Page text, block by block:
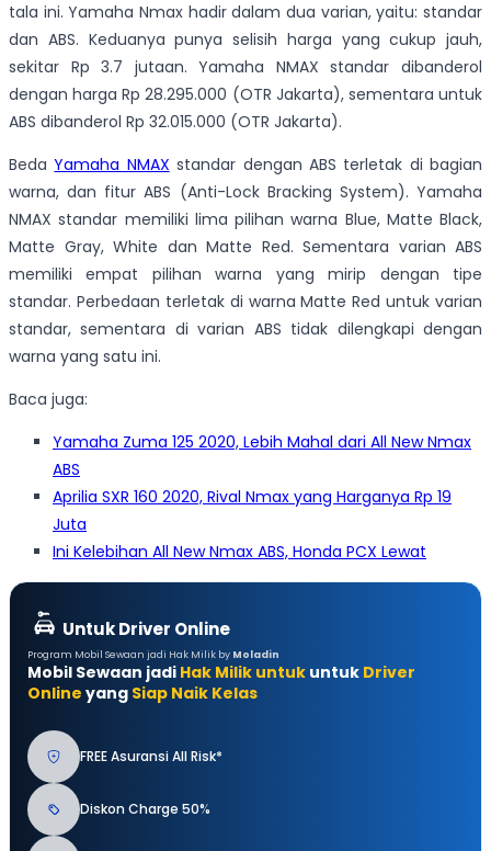
tala ini. Yamaha Nmax hadir dalam dua varian, yaitu: standar
dan ABS. Keduanya punya selisih harga yang cukup jauh,
sekitar Rp 3.7 jutaan. Yamaha NMAX standar dibanderol
dengan harga Rp 28.295.000 (OTR Jakarta), sementara untuk
ABS dibanderol Rp 32.015.000 (OTR Jakarta).
BedaYamaha NMAX standar dengan ABS terletak di bagian
warna, dan fitur ABS (Anti-Lock Bracking System). Yamaha
NMAX standar memiliki lima pilihan warna Blue, Matte Black,
Matte Gray, White dan Matte Red. Sementara varian ABS
memiliki empat pilihan warna yang mirip dengan tipe
standar. Perbedaan terletak di warna Matte Red untuk varian
standar, sementara di varian ABS tidak dilengkapi dengan
warna yang satu ini.
Baca juga:
Yamaha Zuma 125 2020, Lebih Mahal dari All New Nmax
ABS
Aprilia SXR 160 2020, Rival Nmax yang Harganya Rp 19
Juta
Ini Kelebihan All New Nmax ABS, Honda PCX Lewat
Untuk Driver Online
Program Mobil Sewaan jadi Hak Milik by Moladin
Mobil Sewaan jadi Hak Milik untuk untuk Driver
Online yang Siap Naik Kelas
FREE Asuransi All Risk*
Diskon Charge 50%